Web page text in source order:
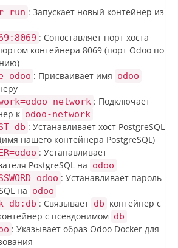
run : Запускает новый контейнер из
: Сопоставляет порт хоста
контейнера 8069 (порт Odoo по
odoo : Присваивает имя odoo
network : Подключает
к odoo-network
: Устанавливает хост PostgreSQL
(имя нашего контейнера PostgreSQL)
: Устанавливает
PostgreSQL на odoo
: Устанавливает пароль
на odoo
db:db : Связывает db контейнер с
с псевдонимом db
: Указывает образ Odoo Docker для